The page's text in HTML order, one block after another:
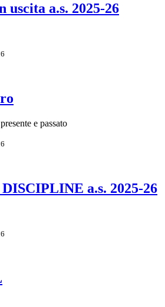
uscita a.s. 2025-26
e passato
a.s. 2025-26